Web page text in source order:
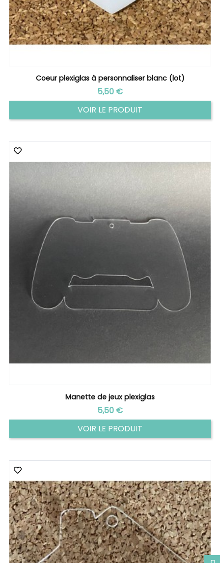
Coeur plexiglas à personnaliser blanc (lot)
Prix
5,50 €
VOIR LE PRODUIT
Manette de jeux plexiglas
Prix
5,50 €
VOIR LE PRODUIT